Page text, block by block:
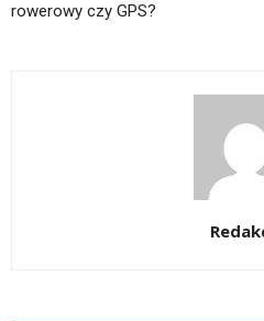
rowerowy czy GPS?